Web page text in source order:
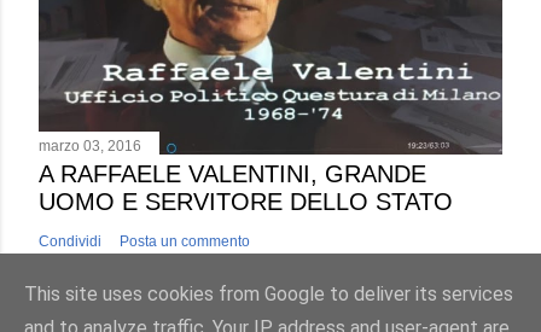
marzo 03, 2016
A RAFFAELE VALENTINI, GRANDE
UOMO E SERVITORE DELLO STATO
Condividi Posta un commento
This site uses cookies from Google to deliver its services